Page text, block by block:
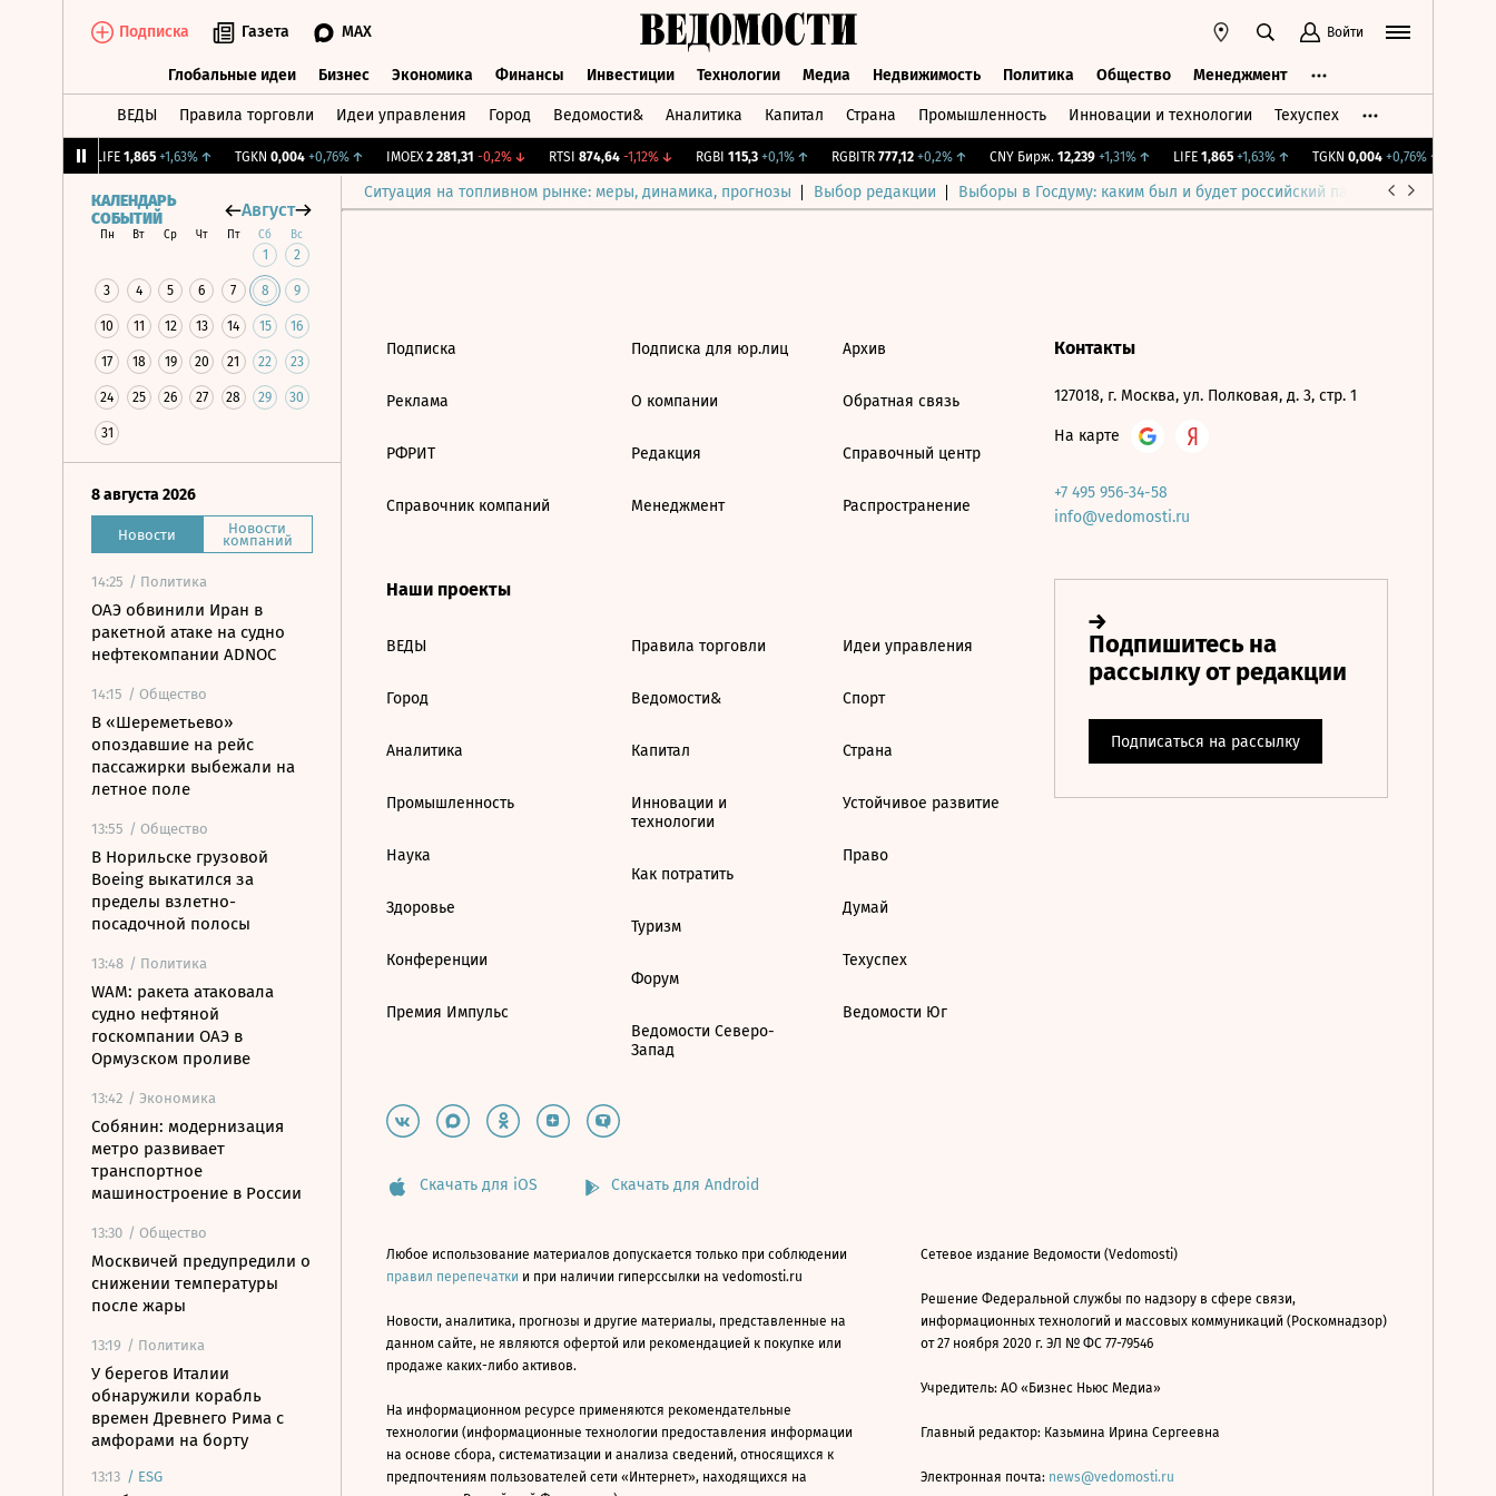
Подписка Газета MAX Войти
Глобальные идеи Бизнес Экономика Финансы Инвестиции Технологии Медиа Недвижимость Политика Общество Менеджмент
ВЕДЫ Правила торговли Идеи управления Город Ведомости& Аналитика Капитал Страна Промышленность Инновации и технологии Техуспех
LIFE 1,865 +1,63%↑ TGKN 0,004 +0,76%↑ IMOEX 2 281,31 -0,2%↓ RTSI 874,64 -1,12%↓ RGBI 115,3 +0,1%↑ RGBITR 777,12 +0,2%↑ CNY Бирж. 12,239 +1,31%↑ LIFE 1,865 +1,63%↑ TGKN 0,004 +0,76%↑
Ситуация на топливном рынке: меры, динамика, прогнозы Выбор редакции Выборы в Госдуму: каким был и будет российский парламент
КАЛЕНДАРЬ
СОБЫТИЙ
Август
Пн Вт Ср Чт Пт Сб Вс
1 2
3 4 5 6 7 8 9
10 11 12 13 14 15 16
17 18 19 20 21 22 23
24 25 26 27 28 29 30
31
8 августа 2026
Новости Новости
компаний
14:25 / Политика
ОАЭ обвинили Иран в
ракетной атаке на судно
нефтекомпании ADNOC
14:15 / Общество
В «Шереметьево»
опоздавшие на рейс
пассажирки выбежали на
летное поле
13:55 / Общество
В Норильске грузовой
Boeing выкатился за
пределы взлетно-
посадочной полосы
13:48 / Политика
WAM: ракета атаковала
судно нефтяной
госкомпании ОАЭ в
Ормузском проливе
13:42 / Экономика
Собянин: модернизация
метро развивает
транспортное
машиностроение в России
13:30 / Общество
Москвичей предупредили о
снижении температуры
после жары
13:19 / Политика
У берегов Италии
обнаружили корабль
времен Древнего Рима с
амфорами на борту
13:13 / ESG
Подписка
Реклама
РФРИТ
Справочник компаний
Подписка для юр.лиц
О компании
Редакция
Менеджмент
Архив
Обратная связь
Справочный центр
Распространение
Наши проекты
ВЕДЫ
Город
Аналитика
Промышленность
Наука
Здоровье
Конференции
Премия Импульс
Правила торговли
Ведомости&
Капитал
Инновации и
технологии
Как потратить
Туризм
Форум
Ведомости Северо-
Запад
Идеи управления
Спорт
Страна
Устойчивое развитие
Право
Думай
Техуспех
Ведомости Юг
Контакты
127018, г. Москва, ул. Полковая, д. 3, стр. 1
На карте
+7 495 956-34-58
info@vedomosti.ru
Скачать для iOS Скачать для Android
Любое использование материалов допускается только при соблюдении
правил перепечатки и при наличии гиперссылки на vedomosti.ru
Новости, аналитика, прогнозы и другие материалы, представленные на
данном сайте, не являются офертой или рекомендацией к покупке или
продаже каких-либо активов.
На информационном ресурсе применяются рекомендательные
технологии (информационные технологии предоставления информации
на основе сбора, систематизации и анализа сведений, относящихся к
предпочтениям пользователей сети «Интернет», находящихся на
Сетевое издание Ведомости (Vedomosti)
Решение Федеральной службы по надзору в сфере связи,
информационных технологий и массовых коммуникаций (Роскомнадзор)
от 27 ноября 2020 г. ЭЛ № ФС 77-79546
Учредитель: АО «Бизнес Ньюс Медиа»
Главный редактор: Казьмина Ирина Сергеевна
Электронная почта: news@vedomosti.ru